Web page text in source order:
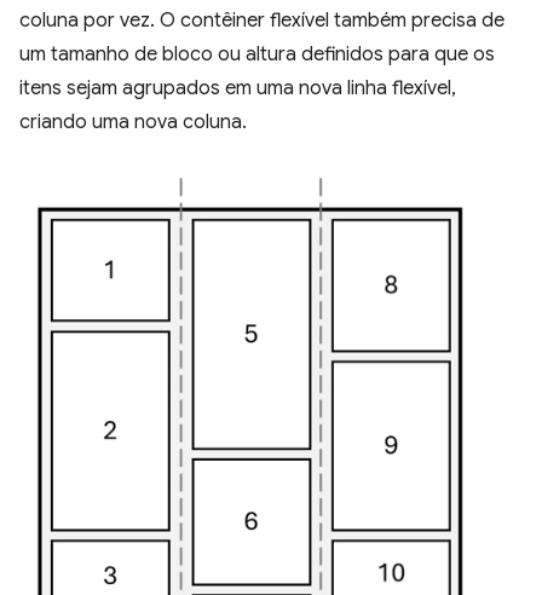
coluna por vez. O contêiner flexível também precisa de
um tamanho de bloco ou altura definidos para que os
itens sejam agrupados em uma nova linha flexível,
criando uma nova coluna.